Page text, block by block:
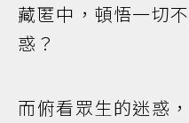
藏匿中，頓悟一切
惑？
而俯看眾生的迷惑